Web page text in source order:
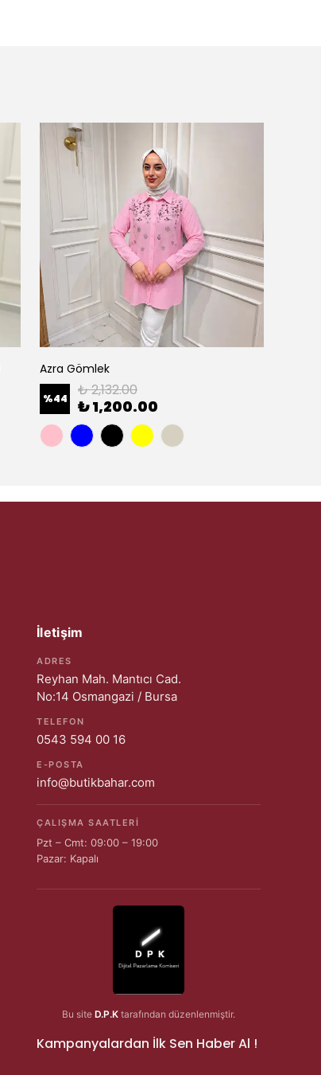
Azra Gömlek
%44 ₺ 2,132.00
₺ 1,200.00
İletişim
ADRES
Reyhan Mah. Mantıcı Cad.
No:14 Osmangazi / Bursa
TELEFON
0543 594 00 16
E-POSTA
info@butikbahar.com
ÇALIŞMA SAATLERI
Pzt – Cmt: 09:00 – 19:00
Pazar: Kapalı
Bu site D.P.K tarafından düzenlenmiştir.
Kampanyalardan İlk Sen Haber Al !